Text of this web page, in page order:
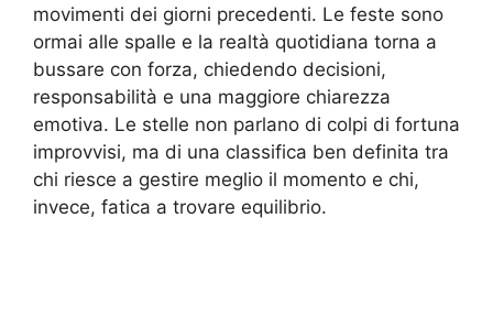
movimenti dei giorni precedenti. Le feste sono
ormai alle spalle e la realtà quotidiana torna a
bussare con forza, chiedendo decisioni,
responsabilità e una maggiore chiarezza
emotiva. Le stelle non parlano di colpi di fortuna
improvvisi, ma di una classifica ben definita tra
chi riesce a gestire meglio il momento e chi,
invece, fatica a trovare equilibrio.